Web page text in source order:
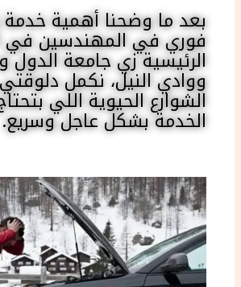
بعد ما وضحنا أهمية
فوري في المهندسين في
الرئيسية زي جامعة
ووادي النيل، نكمل
الشوارع الحيوية اللي
الخدمة بشكل عاجل وسريع.